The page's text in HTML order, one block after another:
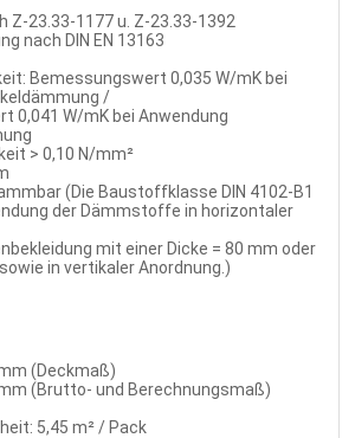
Z-23.33-1177 u. Z-23.33-1392
nach DIN EN 13163
Bemessungswert 0,035 W/mK bei
/
0,041 W/mK bei Anwendung
> 0,10 N/mm²
(Die Baustoffklasse DIN 4102-B1
der Dämmstoffe in horizontaler
mit einer Dicke = 80 mm oder
in vertikaler Anordnung.)
(Deckmaß)
(Brutto- und Berechnungsmaß)
5,45 m² / Pack